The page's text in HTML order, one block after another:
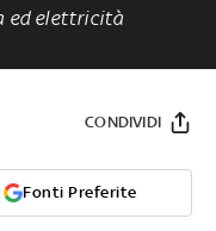
ed elettricità
Fonti Preferite
CONDIVIDI